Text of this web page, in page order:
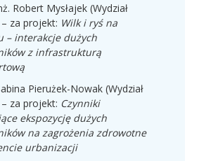
Robert Mysłajek (Wydział
za projekt: Wilk i ryś na
– interakcje dużych
z infrastrukturą
Pierużek-Nowak (Wydział
za projekt: Czynniki
ekspozycję dużych
na zagrożenia zdrowotne
urbanizacji